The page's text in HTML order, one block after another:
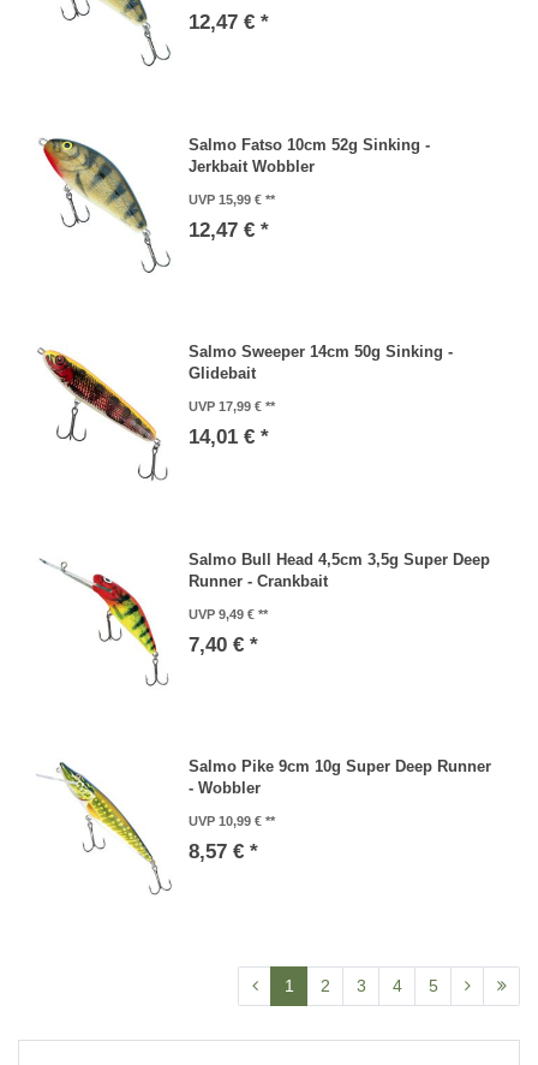
12,47 € *
Salmo Fatso 10cm 52g Sinking -
Jerkbait Wobbler
UVP 15,99 €
12,47 € *
Salmo Sweeper 14cm 50g Sinking -
Glidebait
UVP 17,99 €
14,01 € *
Salmo Bull Head 4,5cm 3,5g Super Deep
Runner - Crankbait
UVP 9,49 €
7,40 € *
Salmo Pike 9cm 10g Super Deep Runner
- Wobbler
UVP 10,99 €
8,57 € *
1 2 3 4 5